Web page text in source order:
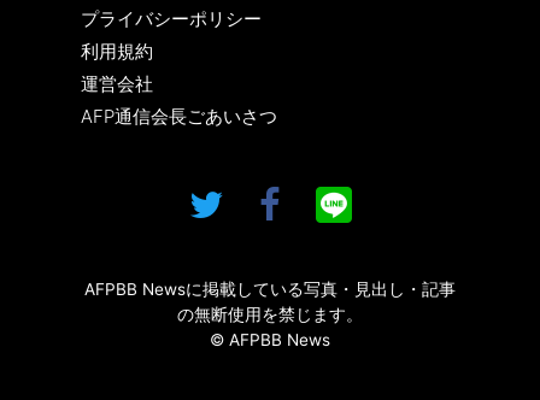
プライバシーポリシー
利用規約
運営会社
AFP通信会長ごあいさつ
AFPBB Newsに掲載している写真・見出し・記事
の無断使用を禁じます。
© AFPBB News